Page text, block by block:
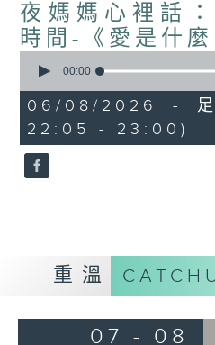
夜媽媽心裡話
時間-《愛是什麼
seconds
55
minutes,
0
seconds
00:00
06/08/2026 -
22:05 - 23:00)
重溫
07 - 08